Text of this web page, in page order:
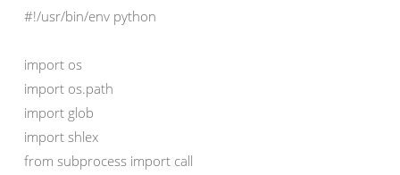
#!/usr/bin/env python
import os
import os.path
import glob
import shlex
from subprocess import call